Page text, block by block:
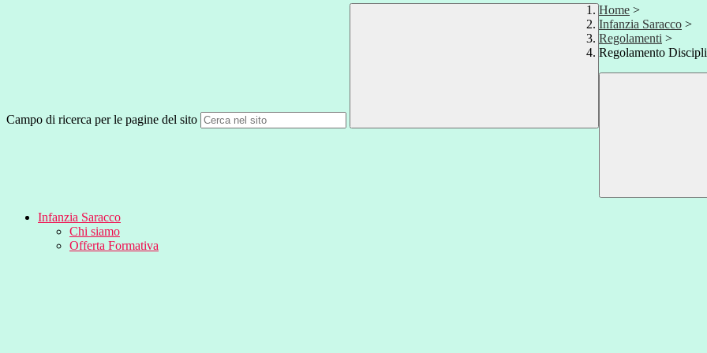
Campo di ricerca per le pagine del sito
Home >
Infanzia Saracco >
Regolamenti >
Regolamento
Infanzia Saracco
Chi siamo
Offerta Formativa